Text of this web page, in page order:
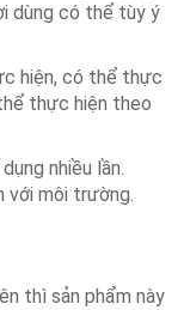
dùng có thể tùy ý
hiện, có thể thực
thực hiện theo
nhiều lần.
với môi trường.
thì sản phẩm này